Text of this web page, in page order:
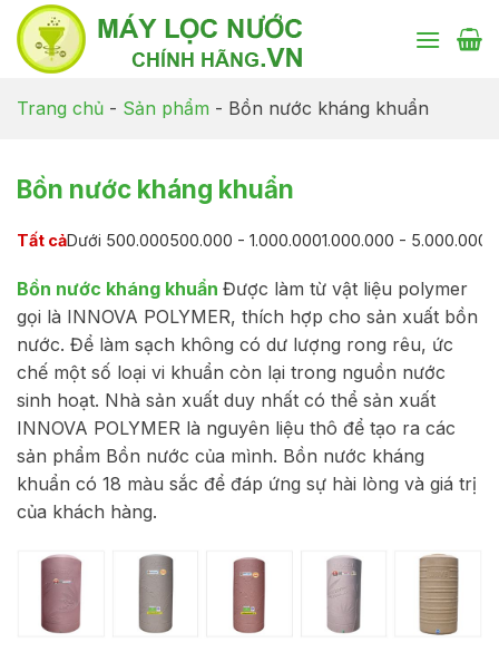
Chuyển
đến
nội
dung
Trang chủ - Sản phẩm - Bồn nước kháng khuẩn
Bồn nước kháng khuẩn
Tất cảDưới 500.000500.000 - 1.000.0001.000.000 - 5.000.000
Bồn nước kháng khuẩn Được làm từ vật liệu polymer
gọi là INNOVA POLYMER, thích hợp cho sản xuất bồn
nước. Để làm sạch không có dư lượng rong rêu, ức
chế một số loại vi khuẩn còn lại trong nguồn nước
sinh hoạt. Nhà sản xuất duy nhất có thể sản xuất
INNOVA POLYMER là nguyên liệu thô để tạo ra các
sản phẩm Bồn nước của mình. Bồn nước kháng
khuẩn có 18 màu sắc để đáp ứng sự hài lòng và giá trị
của khách hàng.